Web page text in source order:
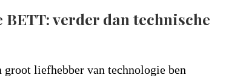
verder dan technische
liefhebber van technologie ben